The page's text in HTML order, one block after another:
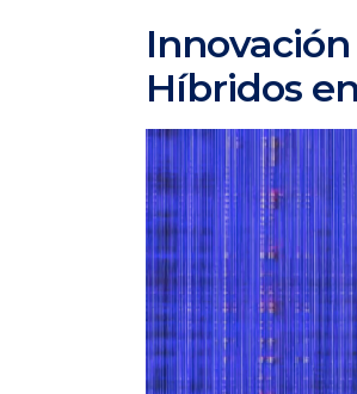
Híbridos